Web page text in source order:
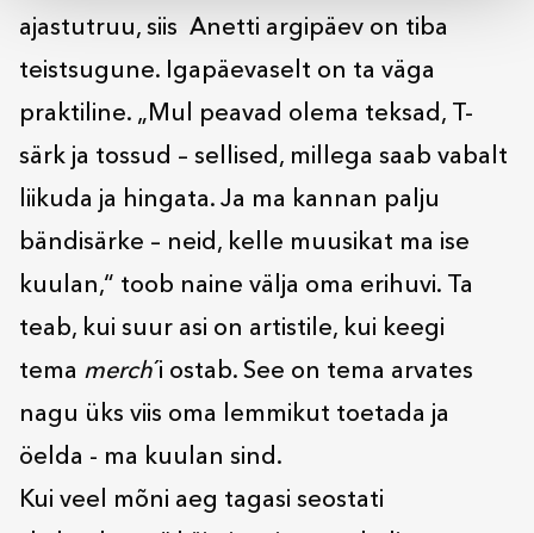
ajastutruu, siis Anetti argipäev on tiba
teistsugune. Igapäevaselt on ta väga
praktiline. „Mul peavad olema teksad, T-
särk ja tossud – sellised, millega saab vabalt
liikuda ja hingata. Ja ma kannan palju
bändisärke – neid, kelle muusikat ma ise
kuulan,“ toob naine välja oma erihuvi. Ta
teab, kui suur asi on artistile, kui keegi
tema merch ´i ostab. See on tema arvates
nagu üks viis oma lemmikut toetada ja
öelda - ma kuulan sind.
Kui veel mõni aeg tagasi seostati